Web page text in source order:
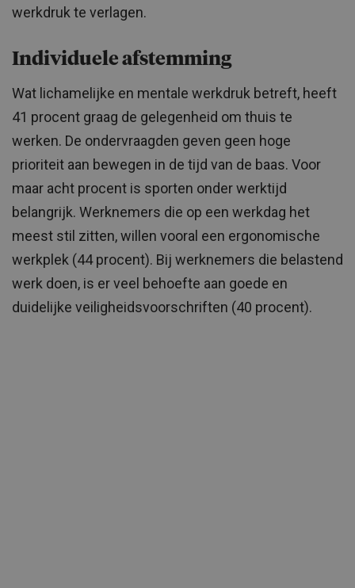
werkdruk te verlagen.
Individuele afstemming
Wat lichamelijke en mentale werkdruk betreft, heeft
41 procent graag de gelegenheid om thuis te
werken. De ondervraagden geven geen hoge
prioriteit aan bewegen in de tijd van de baas. Voor
maar acht procent is sporten onder werktijd
belangrijk. Werknemers die op een werkdag het
meest stil zitten, willen vooral een ergonomische
werkplek (44 procent). Bij werknemers die belastend
werk doen, is er veel behoefte aan goede en
duidelijke veiligheidsvoorschriften (40 procent).